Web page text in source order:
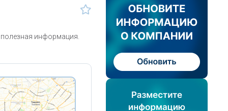
информация.